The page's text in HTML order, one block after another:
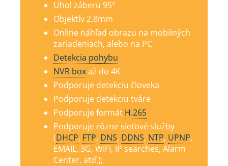
Uhol záberu 95°
Objektív 2.8mm
Online náhľad obrazu na mobilných
zariadeniach, alebo na PC
Detekcia pohybu
NVR boxaž do 4K
Podporuje detekciu človeka
Podporuje detekciu tváre
Podporuje formát H.265
Podporuje rôzne sieťové služby
(DHCP, FTP, DNS, DDNS, NTP, UPNP,
EMAIL, 3G, WIFI, IP searches, Alarm
Center, atď.);